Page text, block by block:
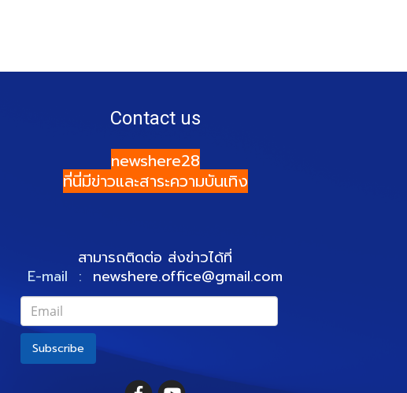
Contact us
newshere28
ที่นี่มีข่าวและสาระความบันเทิง
สามารถติดต่อ ส่งข่าวได้ที่
E-mail : newshere.office@gmail.com
Subscribe